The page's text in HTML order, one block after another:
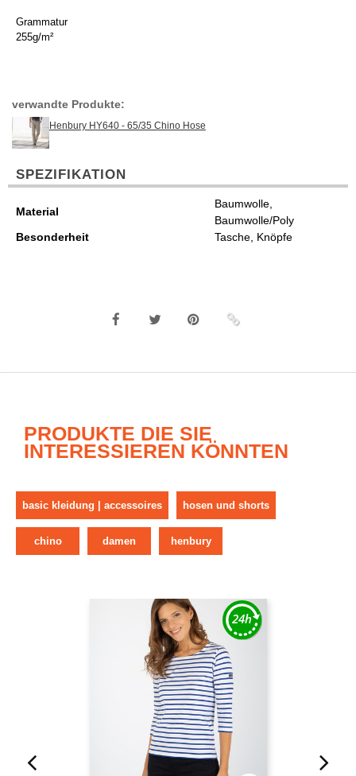
Grammatur
255g/m²
verwandte Produkte:
Henbury HY640 - 65/35 Chino Hose
SPEZIFIKATION
Material
Baumwolle,
Baumwolle/Poly
Besonderheit
Tasche, Knöpfe
PRODUKTE DIE SIE
INTERESSIEREN KÖNNTEN
basic kleidung | accessoires hosen und shorts
chino damen henbury